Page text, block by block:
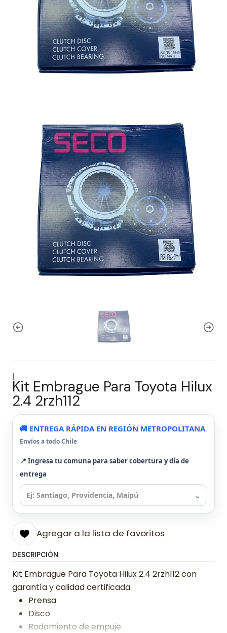
|
Kit Embrague Para Toyota Hilux
2.4 2rzh112
🚚 ENTREGA RÁPIDA EN REGIÓN METROPOLITANA
Envíos a todo Chile
📍 Ingresa tu comuna para saber cobertura y día de
entrega
⌄
Agregar a la lista de favoritos
DESCRIPCIÓN
Kit Embrague Para Toyota Hilux 2.4 2rzh112 con
garantía y calidad certificada.
Prensa
Disco
Rodamiento de empuje